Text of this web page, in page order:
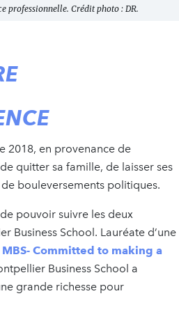
professionnelle. Crédit photo : DR.
2018, en provenance de
quitter sa famille, de laisser ses
bouleversements politiques.
pouvoir suivre les deux
Business School. Lauréate d’une
Committed to making a
Business School a
grande richesse pour